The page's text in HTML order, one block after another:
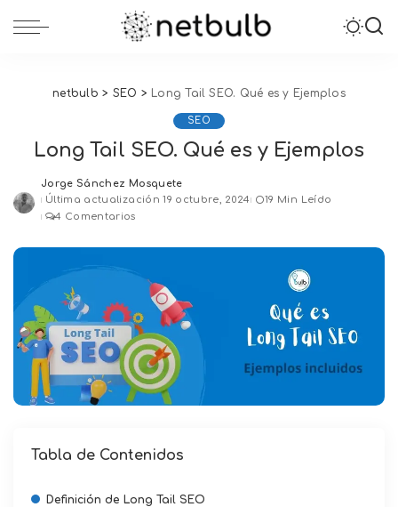
netbulb > SEO > Long Tail SEO. Qué es y Ejemplos
SEO
Long Tail SEO. Qué es y Ejemplos
Posted
by
Jorge Sánchez Mosquete
Última actualización 19 octubre, 2024
19 Min Leído
4 Comentarios
Tabla de Contenidos
Definición de Long Tail SEO